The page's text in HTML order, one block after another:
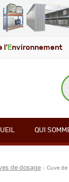
l'Environnement
de
QUI
de dosage Cuve de